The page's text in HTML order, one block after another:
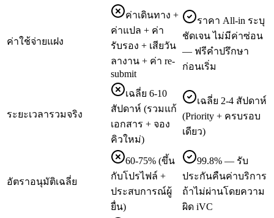
ค่าใช้จ่ายแฝง
ค่าเดินทาง +
ค่าแปล + ค่า
รับรอง + เสียวัน
ลางาน + ค่า re-
submit
ราคา All-in ระบุ
ชัดเจน ไม่มีค่าซ่อน
— ฟรีคำปรึกษา
ก่อนเริ่ม
ระยะเวลารวมจริง
เฉลี่ย 6-10
สัปดาห์ (รวมแก้
เอกสาร + จอง
คิวใหม่)
เฉลี่ย 2-4 สัปดาห์
(Priority + ครบรอบ
เดียว)
อัตราอนุมัติเฉลี่ย
60-75% (ขึ้น
กับโปรไฟล์ +
ประสบการณ์ผู้
ยื่น)
99.8% — รับ
ประกันคืนค่าบริการ
ถ้าไม่ผ่านโดยความ
ผิด iVC